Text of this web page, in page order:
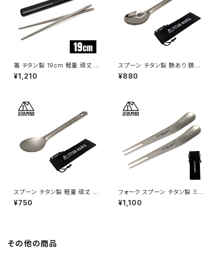
箸 チタン製 19cm 軽量 頑丈 角
箸 小さい 短い 純チタン 1膳 滑
り止め 直火 調理器具 キャンプ
ラック）
¥1,210
スプーン チタン製 艶あり 鏡面
加工 軽量 頑丈 カトラリー ショ
ート 持ち運び 直火 調理器具 キ
¥880
スプーン チタン製 軽量 頑丈 カ
トラリー ショート 持ち運び 直火
調理器具 キャンプ ソロキャンプ
¥750
フォーク スプーン チタン製 ミニ
2in1 カトラリー 2本セット キャ
ンプ 軽量 小さい 錆びない フル
¥1,100
その他の商品